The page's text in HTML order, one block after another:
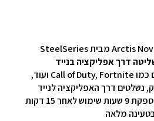
מבית SteelSeries
פרופילים מותאמים למשחקים כמו Call of Duty, Fortnite ועוד,
דרך האפליקציה לנייד
טעינה מהירה אופטימלית המספקת 9 שעות שימוש לאחר 15 דקות